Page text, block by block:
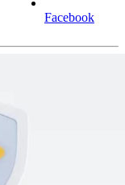
Facebook